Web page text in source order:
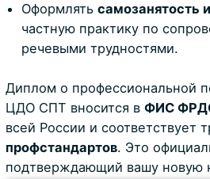
Оформлять самозанятость
частную практику по
речевыми трудностями.
Диплом о профессиональной
ЦДО СПТ вносится в ФИС
всей России и соответствует
профстандартов. Это
подтверждающий вашу новую